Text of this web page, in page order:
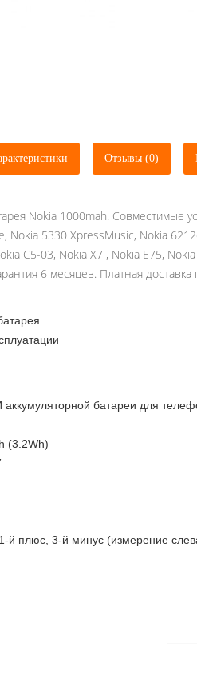
Отзывы (0)
Nokia 1000mah. Совместимые
Nokia 5330 XpressMusic, Nokia
C5-03, Nokia X7 , Nokia E75,
6 месяцев. Платная
батареи для
(3.2Wh)
й плюс, 3-й минус (измерение